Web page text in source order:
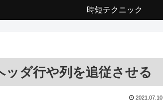
時短テクニック
ッダ行や列を追従させる
2021.07.10